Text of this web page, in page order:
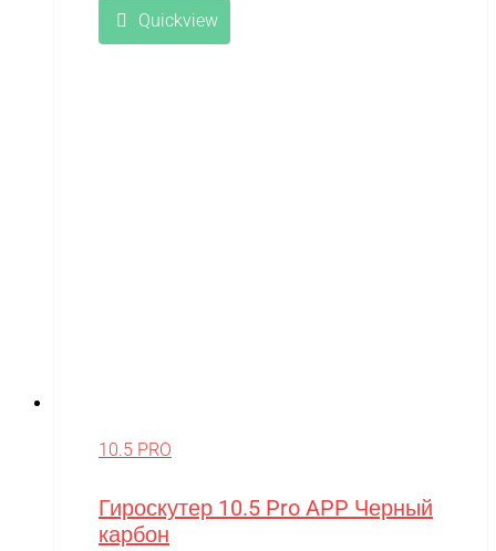
Quickview
10.5 PRO
Гироскутер 10.5 Pro APP Черный
карбон